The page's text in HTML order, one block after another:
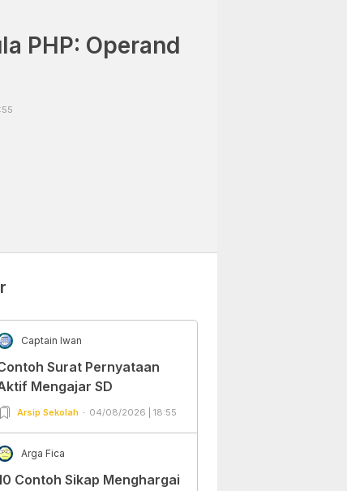
PHP: Operand
Captain Iwan
Surat Pernyataan
Mengajar SD
Arsip Sekolah 04/08/2026 | 18:55
Arga Fica
Contoh Sikap Menghargai